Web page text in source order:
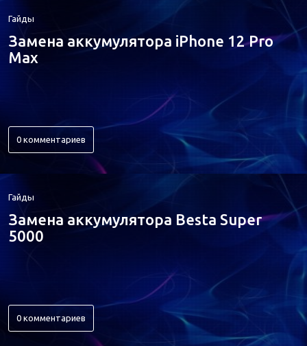
Гайды
Замена аккумулятора iPhone 12 Pro
Max
0 комментариев
Гайды
Замена аккумулятора Besta Super
5000
0 комментариев